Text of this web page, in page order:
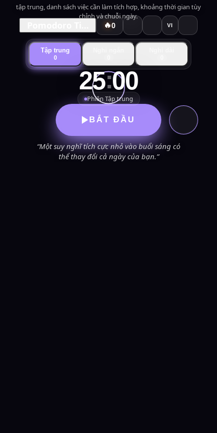
🔥0 VI
tập trung, danh sách việc cần làm tích hợp, khoảng thời gian tùy
chỉnh và chuỗi ngày.
Tập trung
0
25:00
Phiên Tập trung
BẮT ĐẦU
“Một suy nghĩ tích cực nhỏ vào buổi sáng có
thể thay đổi cả ngày của bạn.”